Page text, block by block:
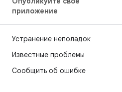
приложение
Устранение неполадок
Известные проблемы
Сообщить об ошибке